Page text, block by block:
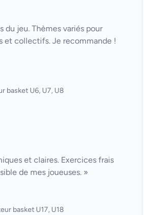
du jeu. Thèmes variés pour
et collectifs. Je recommande !
basket U6, U7, U8
et claires. Exercices frais
de mes joueuses. »
basket U17, U18